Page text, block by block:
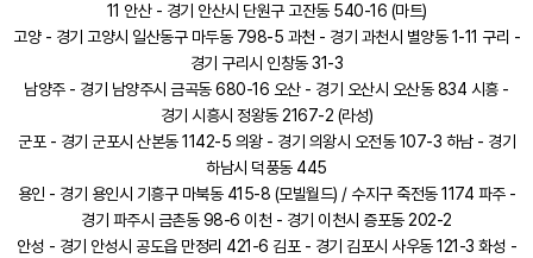
11 안산 - 경기 안산시 단원구 고잔동 540-16 (마트)
고양 - 경기 고양시 일산동구 마두동 798-5 과천 - 경기 과천시 별양동 1-11 구리 -
경기 구리시 인창동 31-3
남양주 - 경기 남양주시 금곡동 680-16 오산 - 경기 오산시 오산동 834 시흥 -
경기 시흥시 정왕동 2167-2 (라성)
군포 - 경기 군포시 산본동 1142-5 의왕 - 경기 의왕시 오전동 107-3 하남 - 경기
하남시 덕풍동 445
용인 - 경기 용인시 기흥구 마북동 415-8 (모빌월드) / 수지구 죽전동 1174 파주 -
경기 파주시 금촌동 98-6 이천 - 경기 이천시 증포동 202-2
안성 - 경기 안성시 공도읍 만정리 421-6 김포 - 경기 김포시 사우동 121-3 화성 -